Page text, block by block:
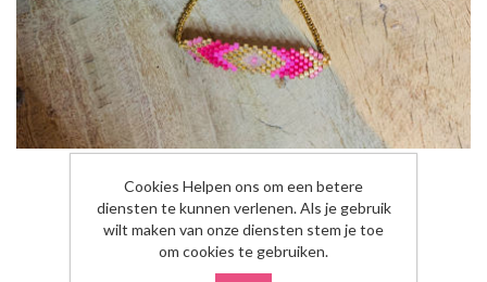
Miyuki Fuchsia
€19,95
Cookies Helpen ons om een betere
diensten te kunnen verlenen. Als je gebruik
wilt maken van onze diensten stem je toe
om cookies te gebruiken.